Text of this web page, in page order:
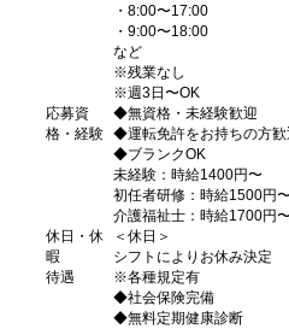
・8:00〜17:00
・9:00〜18:00
など
※残業なし
※週3日〜OK
応募資
格・経験
◆無資格・未経験歓迎
◆運転免許をお持ちの方
◆ブランクOK
未経験：時給1400円〜
初任者研修：時給1500円
介護福祉士：時給1700円
休日・休
暇
＜休日＞
シフトによりお休み決定
待遇
※各種規定有
◆社会保険完備
◆無料定期健康診断